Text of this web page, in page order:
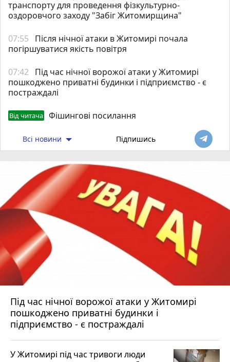
транспорту для проведення фізкультурно-
оздоровчого заходу "Забіг Житомирщина"
07:55
Після нічної атаки в Житомирі почала
погіршуватися якість повітря
07:42
Під час нічної ворожої атаки у Житомирі
пошкоджено приватні будинки і підприємство - є
постраждалі
Від читача Фішингові посилання
Всі новини Підпишись
Під час нічної ворожої атаки у Житомирі
пошкоджено приватні будинки і
підприємство - є постраждалі
У Житомирі під час тривоги люди